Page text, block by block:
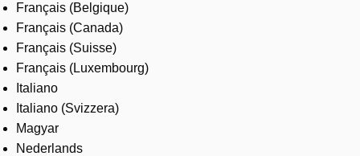
Français (Belgique)
Français (Canada)
Français (Suisse)
Français (Luxembourg)
Italiano
Italiano (Svizzera)
Magyar
Nederlands